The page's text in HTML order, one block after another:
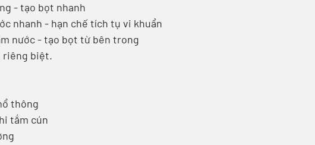
- tạo bọt nhanh
nhanh - hạn chế tích tụ vi khuẩn
nước - tạo bọt từ bên trong
riêng biệt.
thông
tắm cún